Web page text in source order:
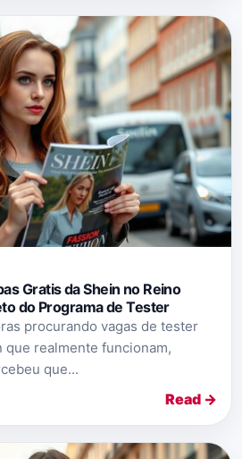
Gratis da Shein no Reino
do Programa de Tester
procurando vagas de tester
que realmente funcionam,
que...
Read →